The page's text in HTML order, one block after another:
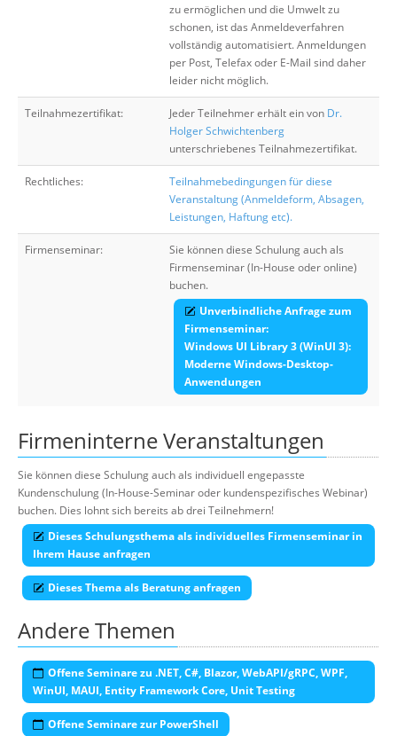
zu ermöglichen und die Umwelt zu
schonen, ist das Anmeldeverfahren
vollständig automatisiert. Anmeldungen
per Post, Telefax oder E-Mail sind daher
leider nicht möglich.
Teilnahmezertifikat: Jeder Teilnehmer erhält ein von Dr.
Holger Schwichtenberg
unterschriebenes Teilnahmezertifikat.
Rechtliches:
Teilnahmebedingungen für diese
Veranstaltung (Anmeldeform, Absagen,
Leistungen, Haftung etc).
Firmenseminar:
Sie können diese Schulung auch als
Firmenseminar (In-House oder online)
buchen.
Unverbindliche Anfrage zum
Firmenseminar:
Windows UI Library 3 (WinUI 3):
Moderne Windows-Desktop-
Anwendungen
Firmeninterne Veranstaltungen
Sie können diese Schulung auch als individuell engepasste
Kundenschulung (In-House-Seminar oder kundenspezifisches Webinar)
buchen. Dies lohnt sich bereits ab drei Teilnehmern!
Dieses Schulungsthema als individuelles Firmenseminar in
Ihrem Hause anfragen
Dieses Thema als Beratung anfragen
Andere Themen
Offene Seminare zu .NET, C#, Blazor, WebAPI/gRPC, WPF,
WinUI, MAUI, Entity Framework Core, Unit Testing
Offene Seminare zur PowerShell